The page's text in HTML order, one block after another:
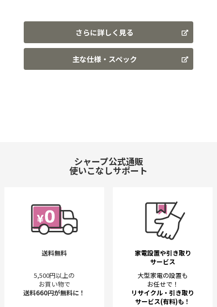
さらに詳しく見る
主な仕様・スペック
シャープ公式通販
使いこなしサポート
送料無料
5,500円以上の
お買い物で
送料660円が無料に！
家電設置や引き取り
サービス
大型家電の設置も
お任せで！
リサイクル・引き取り
サービス(有料)も！